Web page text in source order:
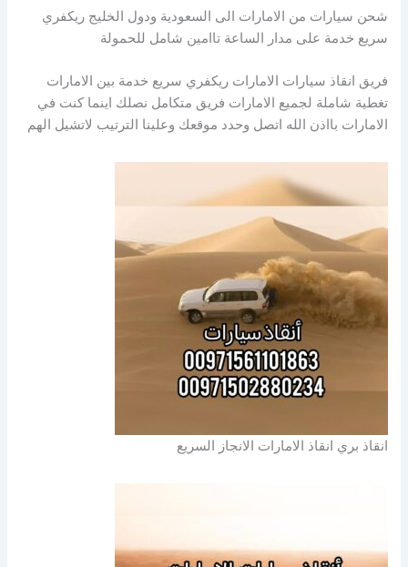
شحن سيارات من الامارات الى السعودية ودول الخليج ريكفري
سريع خدمة على مدار الساعة تاامين شامل للحمولة
فريق انقاذ سيارات الامارات ريكفري سريع خدمة بين الامارات
تغطية شاملة لجميع الامارات فريق متكامل نصلك اينما كنت في
الامارات بااذن الله اتصل وحدد موقعك وعلينا الترتيب لاتشيل الهم
انقاذ بري انقاذ الامارات الانجاز السريع